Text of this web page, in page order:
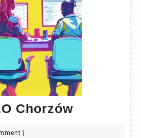
ChorzówEkspert